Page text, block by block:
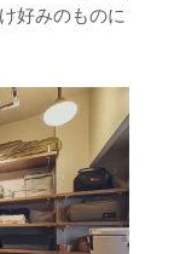
好みのものに